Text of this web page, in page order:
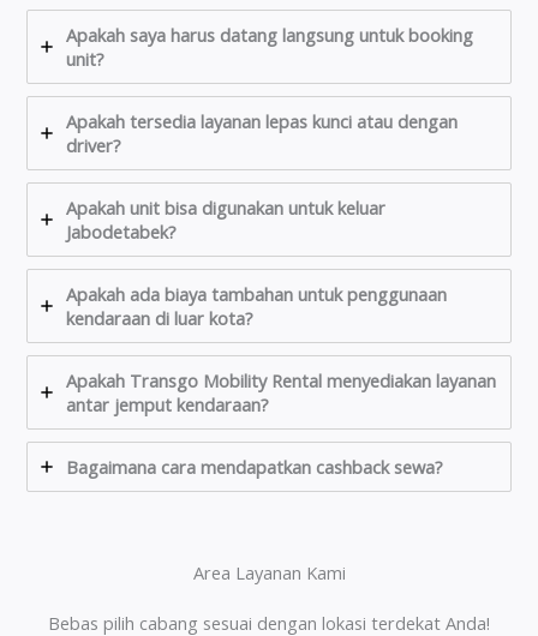
Apakah saya harus datang langsung untuk booking
unit?
Apakah tersedia layanan lepas kunci atau dengan
driver?
Apakah unit bisa digunakan untuk keluar
Jabodetabek?
Apakah ada biaya tambahan untuk penggunaan
kendaraan di luar kota?
Apakah Transgo Mobility Rental menyediakan layanan
antar jemput kendaraan?
Bagaimana cara mendapatkan cashback sewa?
Area Layanan Kami
Bebas pilih cabang sesuai dengan lokasi terdekat Anda!